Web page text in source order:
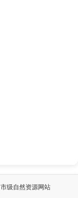
市级自然资源网站